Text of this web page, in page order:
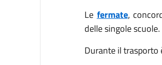
Le fermate,
delle singole scuole.
Durante il trasporto